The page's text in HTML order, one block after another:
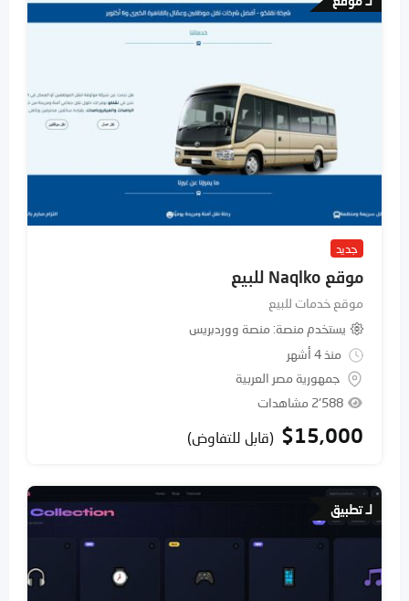
جديد
موقع Naqlko للبيع
موقع خدمات للبيع
يستخدم منصة منصة ووردبريس
منذ 4 أشهر
جمهورية مصر العربية
2٬588 مشاهدات
$15,000 (قابل للتفاوض)
لـ تطبيق